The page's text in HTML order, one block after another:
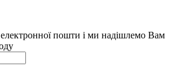
електронної пошти і ми надішлемо Вам